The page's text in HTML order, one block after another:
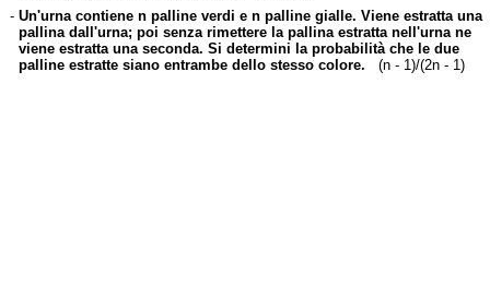
- Un'urna contiene n palline verdi e n palline gialle. Viene estratta una
pallina dall'urna; poi senza rimettere la pallina estratta nell'urna ne
viene estratta una seconda. Si determini la probabilità che le due
palline estratte siano entrambe dello stesso colore. (n - 1)/(2n - 1)